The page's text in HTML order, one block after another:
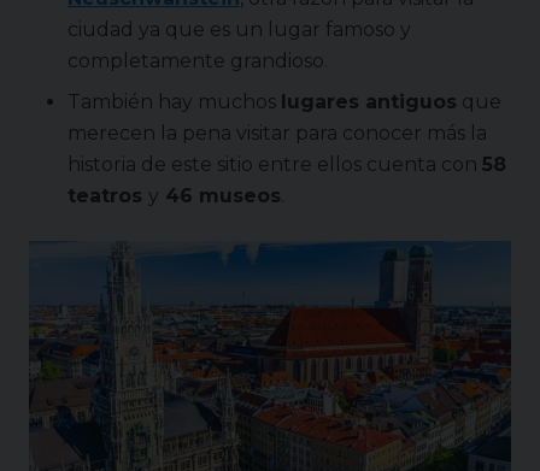
ciudad ya que es un lugar famoso y
completamente grandioso.
También hay muchos lugares antiguos que
merecen la pena visitar para conocer más la
historia de este sitio entre ellos cuenta con 58
teatros y 46 museos.